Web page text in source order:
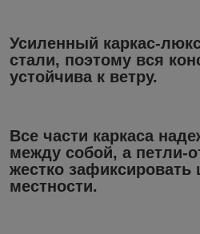
Усиленный каркас-
стали, поэтому вся
устойчива к ветру.
Все части каркаса
между собой, а петли-
жестко
местности.